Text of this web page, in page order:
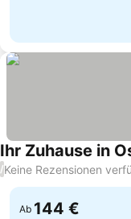
Ihr Zuhause in
/Keine Rezensionen
Ab 144 €